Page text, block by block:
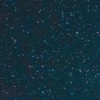
города на природу!
посмотреть
Водопад Миноо
Он расположен в
момидзи, чтобы
захода солнца.